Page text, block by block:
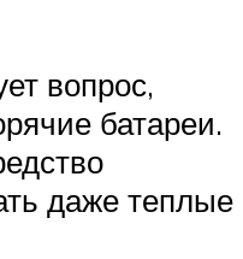
вопрос,
батареи.
даже теплые